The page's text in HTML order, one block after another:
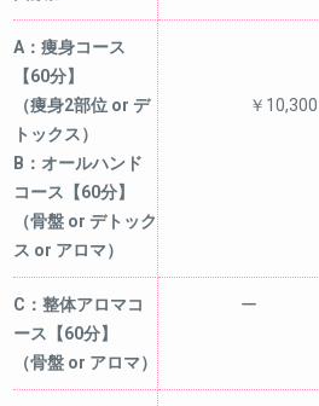
A：痩身コース
【60分】
（痩身2部位 or デ
トックス）
B：オールハンド
コース【60分】
（骨盤 or デトック
ス or アロマ）
￥10,300
C：整体アロマコ
ース【60分】
（骨盤 or アロマ）
ー